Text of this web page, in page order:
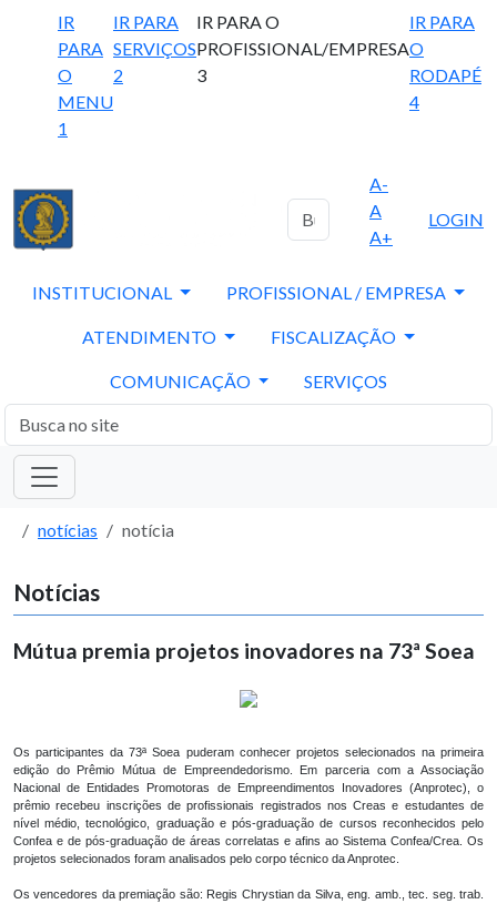
IR
PARA
O
MENU
1
IR PARA
SERVIÇOS
2
IR PARA O
PROFISSIONAL/EMPRESA
3
IR PARA
O
RODAPÉ
4
A-
A
A+
LOGIN
INSTITUCIONAL PROFISSIONAL / EMPRESA
ATENDIMENTO FISCALIZAÇÃO
COMUNICAÇÃO SERVIÇOS
notícias notícia
Notícias
Mútua premia projetos inovadores na 73ª Soea
Os participantes da 73ª Soea puderam conhecer projetos selecionados na primeira
edição do Prêmio Mútua de Empreendedorismo. Em parceria com a Associação
Nacional de Entidades Promotoras de Empreendimentos Inovadores (Anprotec), o
prêmio recebeu inscrições de profissionais registrados nos Creas e estudantes de
nível médio, tecnológico, graduação e pós-graduação de cursos reconhecidos pelo
Confea e de pós-graduação de áreas correlatas e afins ao Sistema Confea/Crea. Os
projetos selecionados foram analisados pelo corpo técnico da Anprotec.
Os vencedores da premiação são: Regis Chrystian da Silva, eng. amb., tec. seg. trab.